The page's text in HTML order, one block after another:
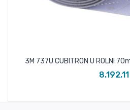
3M 737U CUBITRON U ROLNI
8.192,11